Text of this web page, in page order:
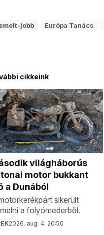
jobb Európa Tanács
cikkeink
világháborús
motor bukkant
a Dunából
sikerült
a folyómederből.
2026. aug. 4. 20:50